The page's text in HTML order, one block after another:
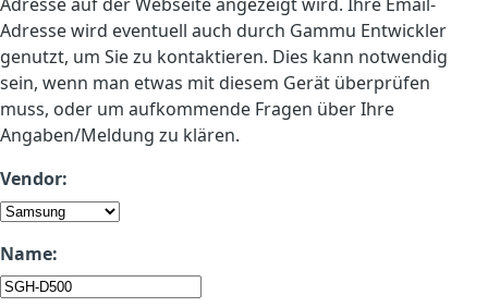
Adresse wird eventuell auch durch Gammu Entwickler
genutzt, um Sie zu kontaktieren. Dies kann notwendig
sein, wenn man etwas mit diesem Gerät überprüfen
muss, oder um aufkommende Fragen über Ihre
Angaben/Meldung zu klären.
Vendor:
Name: